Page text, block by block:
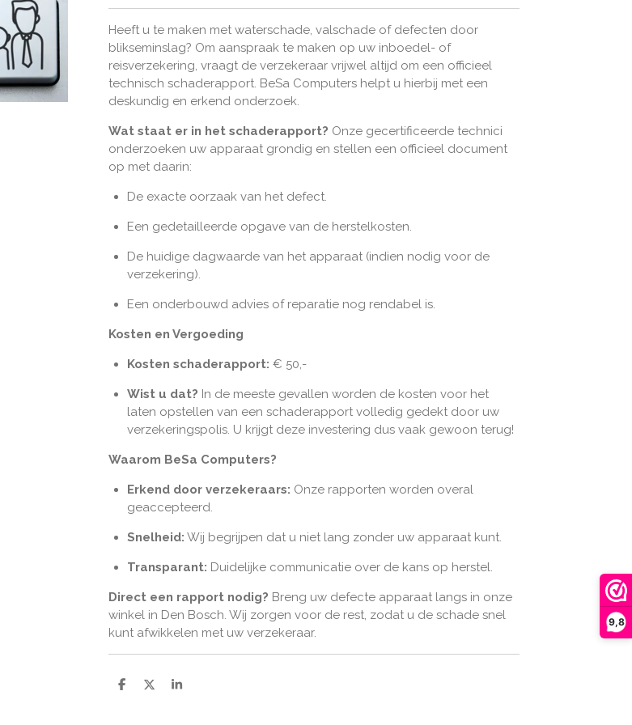
9,8
Heeft u te maken met waterschade, valschade of defecten door
blikseminslag? Om aanspraak te maken op uw inboedel- of
reisverzekering, vraagt de verzekeraar vrijwel altijd om een officieel
technisch schaderapport. BeSa Computers helpt u hierbij met een
deskundig en erkend onderzoek.
Wat staat er in het schaderapport? Onze gecertificeerde technici
onderzoeken uw apparaat grondig en stellen een officieel document
op met daarin:
De exacte oorzaak van het defect.
Een gedetailleerde opgave van de herstelkosten.
De huidige dagwaarde van het apparaat (indien nodig voor de
verzekering).
Een onderbouwd advies of reparatie nog rendabel is.
Kosten en Vergoeding
Kosten schaderapport: € 50,-
Wist u dat? In de meeste gevallen worden de kosten voor het
laten opstellen van een schaderapport volledig gedekt door uw
verzekeringspolis. U krijgt deze investering dus vaak gewoon terug!
Waarom BeSa Computers?
Erkend door verzekeraars: Onze rapporten worden overal
geaccepteerd.
Snelheid: Wij begrijpen dat u niet lang zonder uw apparaat kunt.
Transparant: Duidelijke communicatie over de kans op herstel.
Direct een rapport nodig? Breng uw defecte apparaat langs in onze
winkel in Den Bosch. Wij zorgen voor de rest, zodat u de schade snel
kunt afwikkelen met uw verzekeraar.
D
D
S